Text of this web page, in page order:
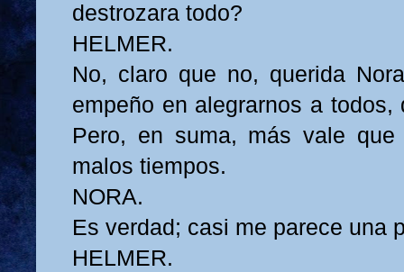
destrozara todo?
HELMER.
No, claro que no, querida
empeño en alegrarnos a
Pero, en suma, más vale
malos tiempos.
NORA.
Es verdad; casi me parece una
HELMER.